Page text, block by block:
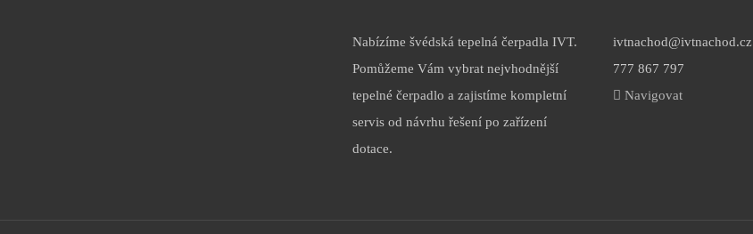
Nabízíme švédská tepelná čerpadla IVT.
Pomůžeme Vám vybrat nejvhodnější
tepelné čerpadlo a zajistíme kompletní
servis od návrhu řešení po zařízení
dotace.
ivtnachod@ivtnachod.cz
777 867 797
Navigovat